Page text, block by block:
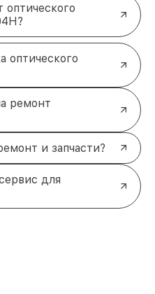
оптического
ремонт
и запчасти?
для